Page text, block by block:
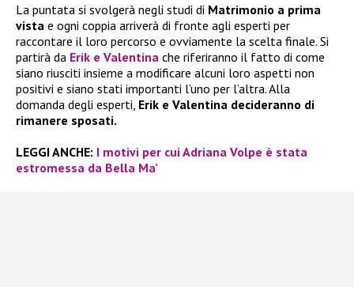
La puntata si svolgerà negli studi di Matrimonio a prima
vista e ogni coppia arriverà di fronte agli esperti per
raccontare il loro percorso e ovviamente la scelta finale. Si
partirà da Erik e Valentina che riferiranno il fatto di come
siano riusciti insieme a modificare alcuni loro aspetti non
positivi e siano stati importanti l’uno per l’altra. Alla
domanda degli esperti, Erik e Valentina decideranno di
rimanere sposati.
LEGGI ANCHE: I motivi per cui Adriana Volpe è stata
estromessa da Bella Ma’